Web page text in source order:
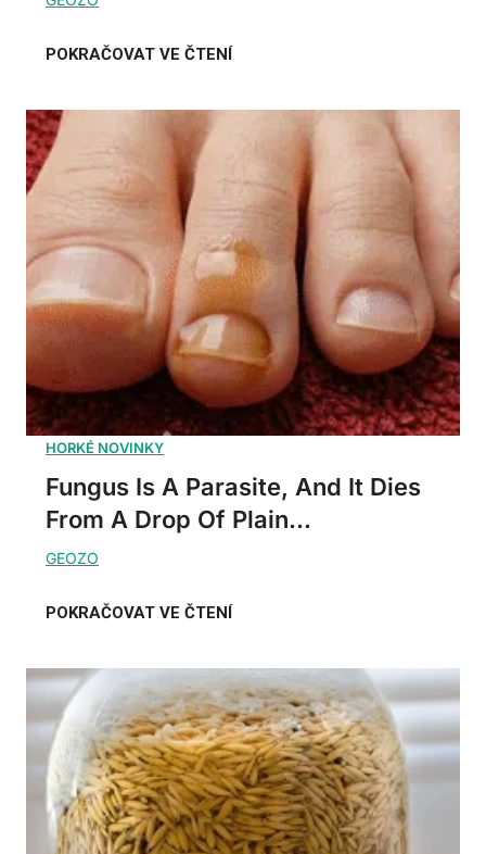
Fungus Is A Parasite, And It Dies
From A Drop Of Plain...